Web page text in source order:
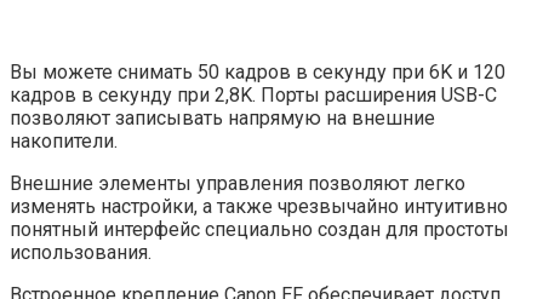
Вы можете снимать 50 кадров в секунду при 6K и 120
кадров в секунду при 2,8K. Порты расширения USB-C
позволяют записывать напрямую на внешние
накопители.
Внешние элементы управления позволяют легко
изменять настройки, а также чрезвычайно интуитивно
понятный интерфейс специально создан для простоты
использования.